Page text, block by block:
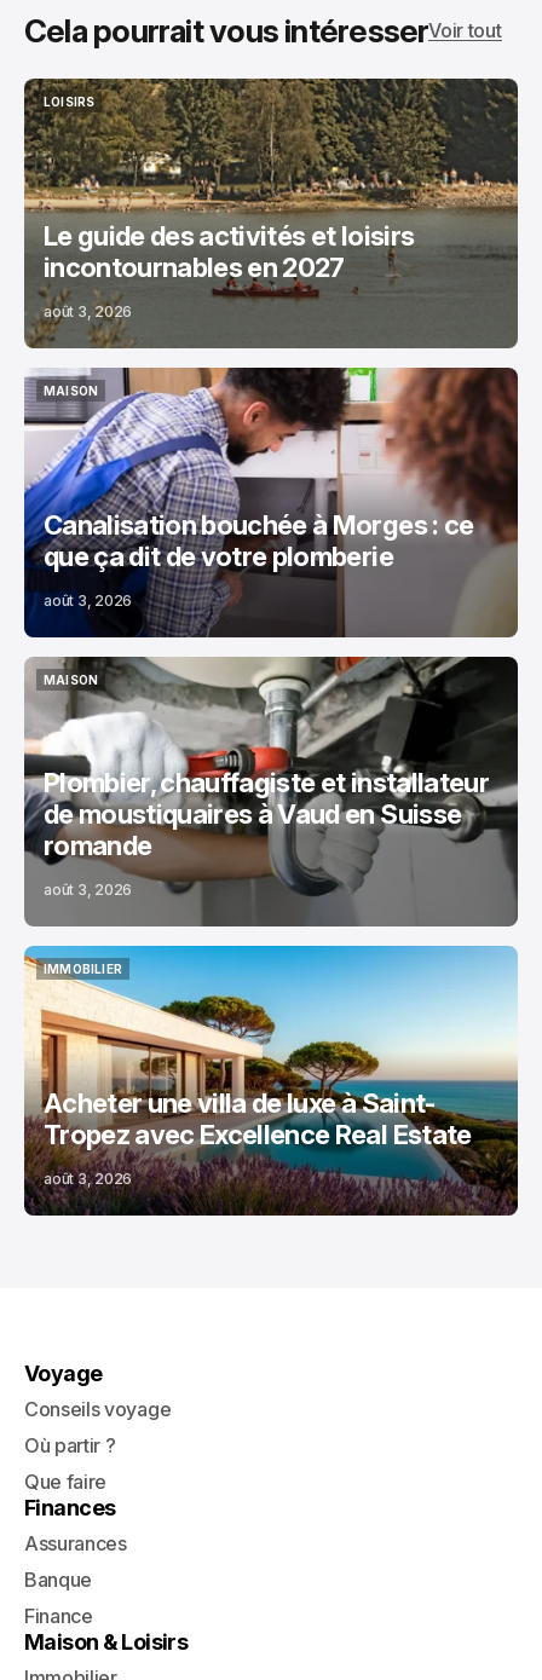
Cela pourrait vous intéresserVoir tout
LOISIRS
LOISIRS
Le guide des activités et loisirs
incontournables en 2027
août 3, 2026
MAISON
MAISON
Canalisation bouchée à Morges : ce
que ça dit de votre plomberie
août 3, 2026
MAISON
MAISON
Plombier, chauffagiste et installateur
de moustiquaires à Vaud en Suisse
romande
août 3, 2026
IMMOBILIER
IMMOBILIER
Acheter une villa de luxe à Saint-
Tropez avec Excellence Real Estate
août 3, 2026
Voyage
Conseils voyage
Où partir ?
Que faire
Finances
Assurances
Banque
Finance
Maison & Loisirs